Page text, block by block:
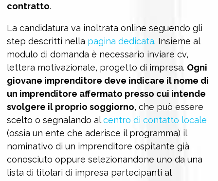
contratto.
La candidatura va inoltrata online seguendo gli
step descritti nella pagina dedicata. Insieme al
modulo di domanda è necessario inviare cv,
lettera motivazionale, progetto di impresa. Ogni
giovane imprenditore deve indicare il nome di
un imprenditore affermato presso cui intende
svolgere il proprio soggiorno, che può essere
scelto o segnalando alcentro di contatto locale
(ossia un ente che aderisce il programma) il
nominativo di un imprenditore ospitante già
conosciuto oppure selezionandone uno da una
lista di titolari di impresa partecipanti al